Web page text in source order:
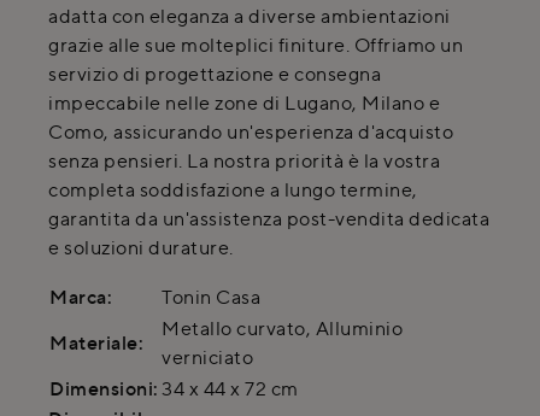
adatta con eleganza a diverse ambientazioni
grazie alle sue molteplici finiture. Offriamo un
servizio di progettazione e consegna
impeccabile nelle zone di Lugano, Milano e
Como, assicurando un'esperienza d'acquisto
senza pensieri. La nostra priorità è la vostra
completa soddisfazione a lungo termine,
garantita da un'assistenza post-vendita dedicata
e soluzioni durature.
Marca:
Tonin Casa
Materiale:
Metallo curvato, Alluminio
verniciato
Dimensioni: 34 x 44 x 72 cm